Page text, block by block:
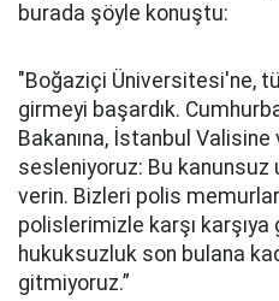
burada şöyle konuştu:
"Boğaziçi Üniversitesi'ne,
girmeyi başardık.
Bakanına, İstanbul Valisine
sesleniyoruz: Bu kanunsuz
verin. Bizleri polis
polislerimizle karşı karşıya
hukuksuzluk son bulana
gitmiyoruz.”